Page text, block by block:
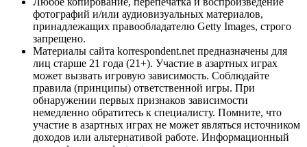
фотографий и/или аудиовизуальных материалов,
принадлежащих правообладателю Getty Images, строго
запрещено.
Материалы сайта korrespondent.net предназначены для
лиц старше 21 года (21+). Участие в азартных играх
может вызвать игровую зависимость. Соблюдайте
правила (принципы) ответственной игры. При
обнаружении первых признаков зависимости
немедленно обратитесь к специалисту. Помните, что
участие в азартных играх не может являться источником
доходов или альтернативой работе. Информационный